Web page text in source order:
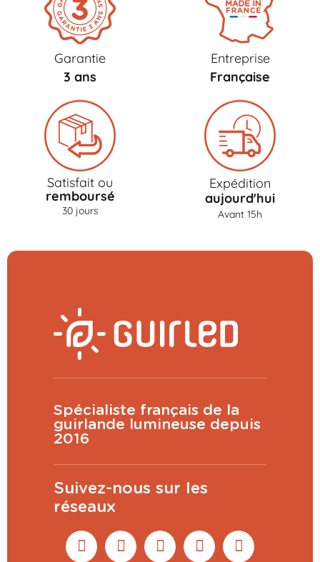
Garantie
3 ans
Entreprise
Française
Satisfait ou
remboursé
30 jours
Expédition
aujourd'hui
Avant 15h
Spécialiste français de la
guirlande lumineuse depuis
2016
Suivez-nous sur les
réseaux